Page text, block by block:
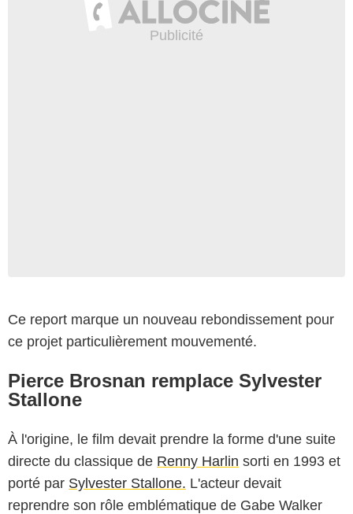
Ce report marque un nouveau rebondissement pour
ce projet particulièrement mouvementé.
Pierce Brosnan remplace Sylvester
Stallone
À l'origine, le film devait prendre la forme d'une suite
directe du classique de Renny Harlin sorti en 1993 et
porté par Sylvester Stallone. L'acteur devait
reprendre son rôle emblématique de Gabe Walker